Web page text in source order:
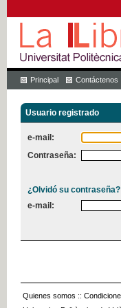
Principal Contáctenos
Usuario registrado
e-mail:
Contraseña:
¿Olvidó su contraseña?
e-mail:
Quienes somos ::